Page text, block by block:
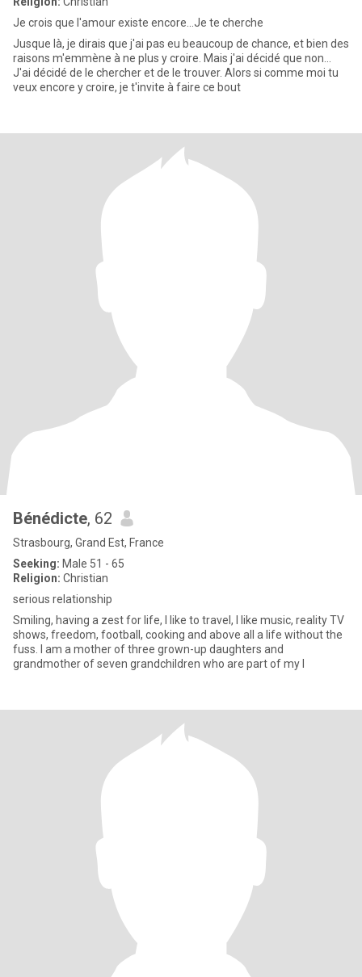
Je crois que l'amour existe encore...Je te cherche
Jusque là, je dirais que j'ai pas eu beaucoup de chance, et bien des
raisons m'emmène à ne plus y croire. Mais j'ai décidé que non...
J'ai décidé de le chercher et de le trouver. Alors si comme moi tu
veux encore y croire, je t'invite à faire ce bout
Bénédicte, 62
Strasbourg, Grand Est, France
Seeking: Male 51 - 65
Religion: Christian
serious relationship
Smiling, having a zest for life, I like to travel, I like music, reality TV
shows, freedom, football, cooking and above all a life without the
fuss. I am a mother of three grown-up daughters and
grandmother of seven grandchildren who are part of my l